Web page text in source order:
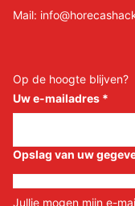
Mail:
Op de hoogte blijven?
Uw e-mailadres *
Opslag van uw
Jullie mogen mijn e-